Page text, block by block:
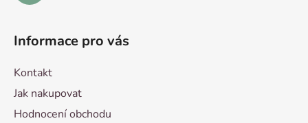
Informace pro vás
Kontakt
Jak nakupovat
Hodnocení obchodu